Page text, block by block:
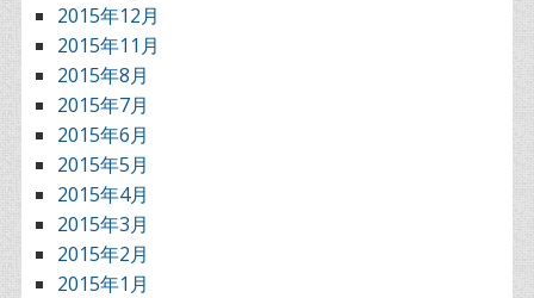
2015年12月
2015年11月
2015年8月
2015年7月
2015年6月
2015年5月
2015年4月
2015年3月
2015年2月
2015年1月